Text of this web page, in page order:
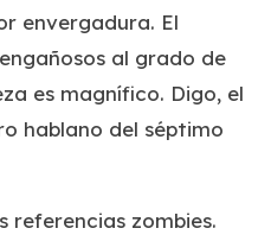
envergadura. El
al grado de
es magnífico. Digo, el
hablano del séptimo
referencias zombies.